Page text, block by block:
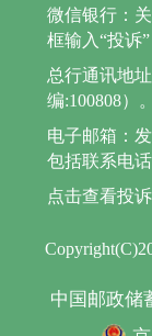
中国邮政储
微信银行：
框输入“投诉
总行通讯地
编:100808）。
电子邮箱：
包括联系电
点击查看投